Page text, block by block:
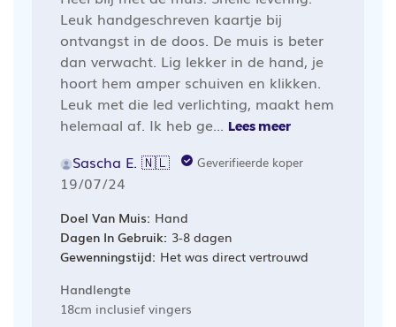
Leuk handgeschreven kaartje bij
ontvangst in de doos. De muis is beter
dan verwacht. Lig lekker in de hand, je
hoort hem amper schuiven en klikken.
Leuk met die led verlichting, maakt hem
helemaal af. Ik heb ge... Lees meer
Sascha E. 🇳🇱 Geverifieerde koper
Publicatiedatum
19/07/24
Doel Van Muis: Hand
Dagen In Gebruik: 3-8 dagen
Gewenningstijd: Het was direct vertrouwd
Handlengte
18cm inclusief vingers